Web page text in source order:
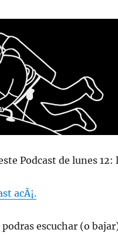
Podcast de lunes
acÃ¡.
escuchar (o